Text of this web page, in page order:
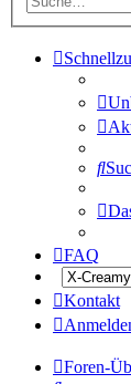
FAQ
Kontakt
Foren-